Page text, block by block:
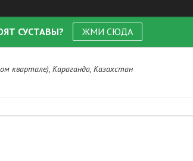
СУСТАВЫ? ЖМИ СЮДА
квартале), Караганда, Казахстан